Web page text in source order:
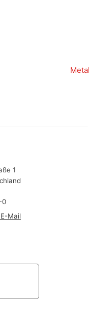
1
0
Mail